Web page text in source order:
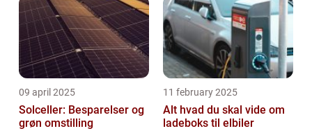
09 april 2025
Solceller: Besparelser og
grøn omstilling
11 february 2025
Alt hvad du skal vide om
ladeboks til elbiler